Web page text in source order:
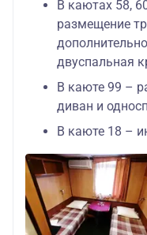
В каютах 58,
размещение
двуспальная
В каюте 99 –
диван и
В каюте 18 –